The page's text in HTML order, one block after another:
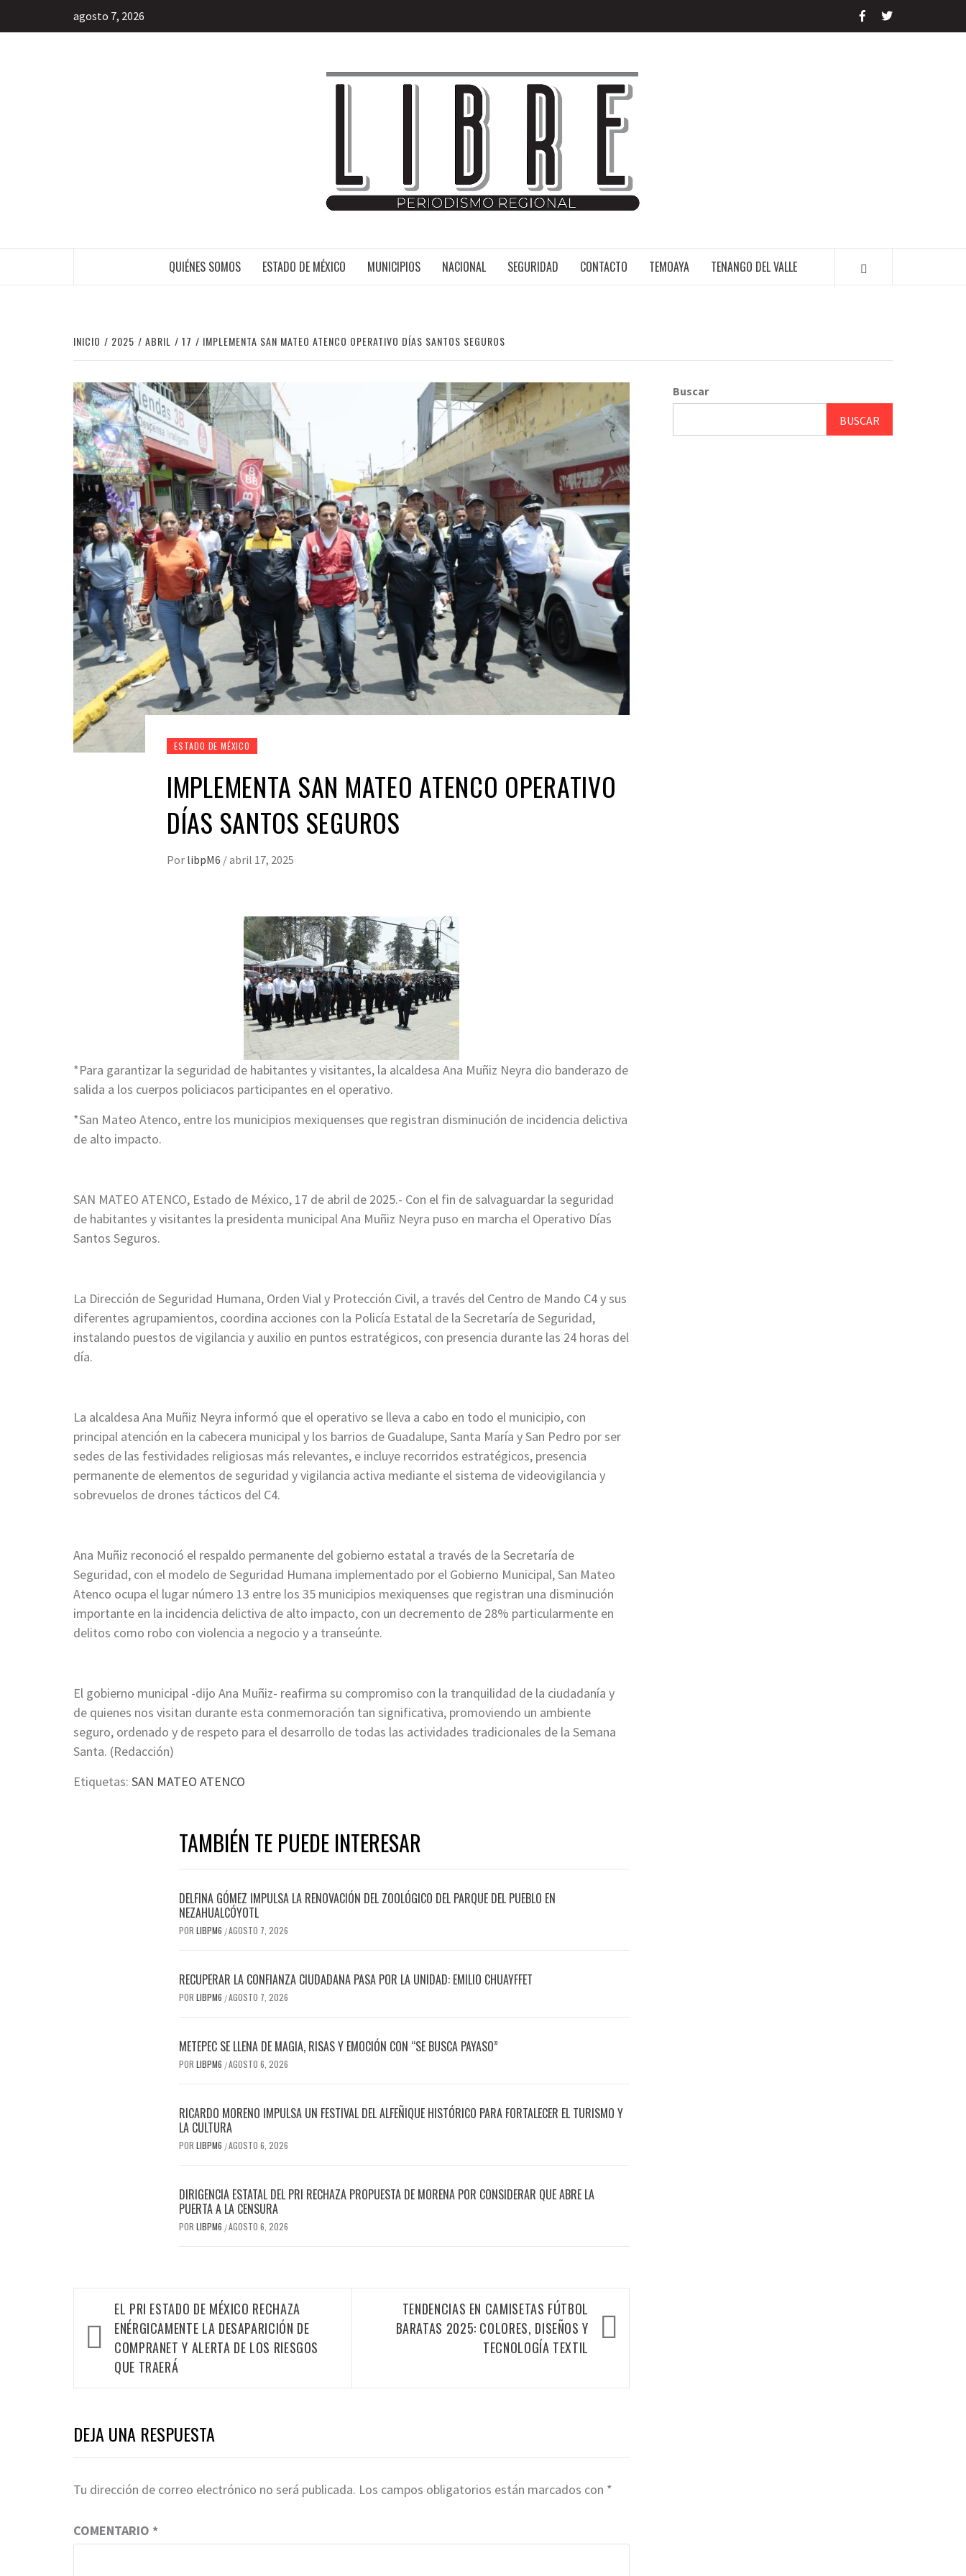
agosto 7, 2026
QUIÉNES SOMOS ESTADO DE MÉXICO MUNICIPIOS NACIONAL SEGURIDAD CONTACTO TEMOAYA TENANGO DEL VALLE
INICIO 2025 ABRIL 17 IMPLEMENTA SAN MATEO ATENCO OPERATIVO DÍAS SANTOS SEGUROS
ESTADO DE MÉXICO
IMPLEMENTA SAN MATEO ATENCO OPERATIVO
DÍAS SANTOS SEGUROS
Por libpM6 /abril 17, 2025
*Para garantizar la seguridad de habitantes y visitantes, la alcaldesa Ana Muñiz Neyra dio banderazo de
salida a los cuerpos policiacos participantes en el operativo.
*San Mateo Atenco, entre los municipios mexiquenses que registran disminución de incidencia delictiva
de alto impacto.
SAN MATEO ATENCO, Estado de México, 17 de abril de 2025.- Con el fin de salvaguardar la seguridad
de habitantes y visitantes la presidenta municipal Ana Muñiz Neyra puso en marcha el Operativo Días
Santos Seguros.
La Dirección de Seguridad Humana, Orden Vial y Protección Civil, a través del Centro de Mando C4 y sus
diferentes agrupamientos, coordina acciones con la Policía Estatal de la Secretaría de Seguridad,
instalando puestos de vigilancia y auxilio en puntos estratégicos, con presencia durante las 24 horas del
día.
La alcaldesa Ana Muñiz Neyra informó que el operativo se lleva a cabo en todo el municipio, con
principal atención en la cabecera municipal y los barrios de Guadalupe, Santa María y San Pedro por ser
sedes de las festividades religiosas más relevantes, e incluye recorridos estratégicos, presencia
permanente de elementos de seguridad y vigilancia activa mediante el sistema de videovigilancia y
sobrevuelos de drones tácticos del C4.
Ana Muñiz reconoció el respaldo permanente del gobierno estatal a través de la Secretaría de
Seguridad, con el modelo de Seguridad Humana implementado por el Gobierno Municipal, San Mateo
Atenco ocupa el lugar número 13 entre los 35 municipios mexiquenses que registran una disminución
importante en la incidencia delictiva de alto impacto, con un decremento de 28% particularmente en
delitos como robo con violencia a negocio y a transeúnte.
El gobierno municipal -dijo Ana Muñiz- reafirma su compromiso con la tranquilidad de la ciudadanía y
de quienes nos visitan durante esta conmemoración tan significativa, promoviendo un ambiente
seguro, ordenado y de respeto para el desarrollo de todas las actividades tradicionales de la Semana
Santa. (Redacción)
Etiquetas: SAN MATEO ATENCO
TAMBIÉN TE PUEDE INTERESAR
DELFINA GÓMEZ IMPULSA LA RENOVACIÓN DEL ZOOLÓGICO DEL PARQUE DEL PUEBLO EN
NEZAHUALCÓYOTL
POR LIBPM6 /AGOSTO 7, 2026
RECUPERAR LA CONFIANZA CIUDADANA PASA POR LA UNIDAD: EMILIO CHUAYFFET
POR LIBPM6 /AGOSTO 7, 2026
METEPEC SE LLENA DE MAGIA, RISAS Y EMOCIÓN CON “SE BUSCA PAYASO”
POR LIBPM6 /AGOSTO 6, 2026
RICARDO MORENO IMPULSA UN FESTIVAL DEL ALFEÑIQUE HISTÓRICO PARA FORTALECER EL TURISMO Y
LA CULTURA
POR LIBPM6 /AGOSTO 6, 2026
DIRIGENCIA ESTATAL DEL PRI RECHAZA PROPUESTA DE MORENA POR CONSIDERAR QUE ABRE LA
PUERTA A LA CENSURA
POR LIBPM6 /AGOSTO 6, 2026
EL PRI ESTADO DE MÉXICO RECHAZA
ENÉRGICAMENTE LA DESAPARICIÓN DE
COMPRANET Y ALERTA DE LOS RIESGOS
QUE TRAERÁ
TENDENCIAS EN CAMISETAS FÚTBOL
BARATAS 2025: COLORES, DISEÑOS Y
TECNOLOGÍA TEXTIL
DEJA UNA RESPUESTA
Tu dirección de correo electrónico no será publicada. Los campos obligatorios están marcados con *
COMENTARIO *
Buscar
BUSCAR